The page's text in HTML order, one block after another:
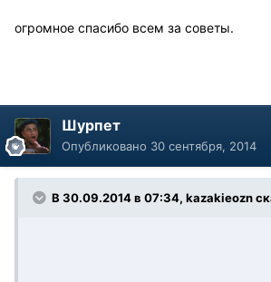
огромное спасибо всем за советы.
Шурпет
Опубликовано 30 сентября, 2014
В 30.09.2014 в 07:34, kazakieozn